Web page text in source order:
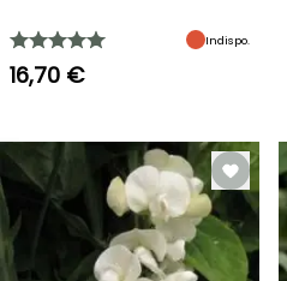
FLASH
FINO
AL
30%
DI
Indispo.
16,70 €